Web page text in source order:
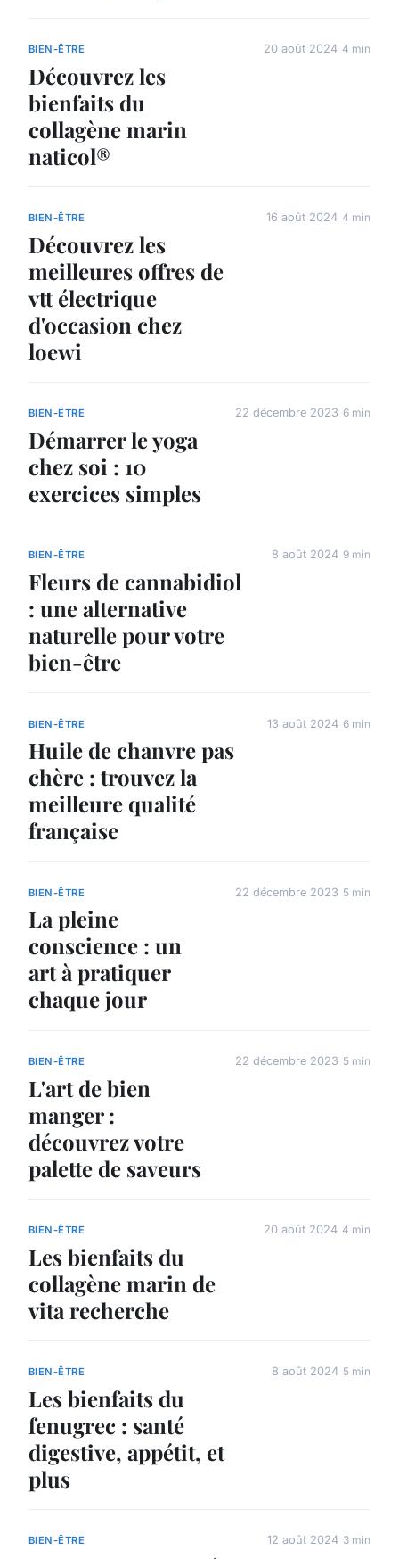
BIEN-ÊTRE
Découvrez les
bienfaits du
collagène marin
naticol®
20 août 2024 4 min
BIEN-ÊTRE
Découvrez les
meilleures offres de
vtt électrique
d'occasion chez
loewi
16 août 2024 4 min
BIEN-ÊTRE
Démarrer le yoga
chez soi : 10
exercices simples
22 décembre 2023 6 min
BIEN-ÊTRE
Fleurs de cannabidiol
: une alternative
naturelle pour votre
bien-être
8 août 2024 9 min
BIEN-ÊTRE
Huile de chanvre pas
chère : trouvez la
meilleure qualité
française
13 août 2024 6 min
BIEN-ÊTRE
La pleine
conscience : un
art à pratiquer
chaque jour
22 décembre 2023 5 min
BIEN-ÊTRE
L'art de bien
manger :
découvrez votre
palette de saveurs
22 décembre 2023 5 min
BIEN-ÊTRE
Les bienfaits du
collagène marin de
vita recherche
20 août 2024 4 min
BIEN-ÊTRE
Les bienfaits du
fenugrec : santé
digestive, appétit, et
plus
8 août 2024 5 min
BIEN-ÊTRE 12 août 2024 3 min